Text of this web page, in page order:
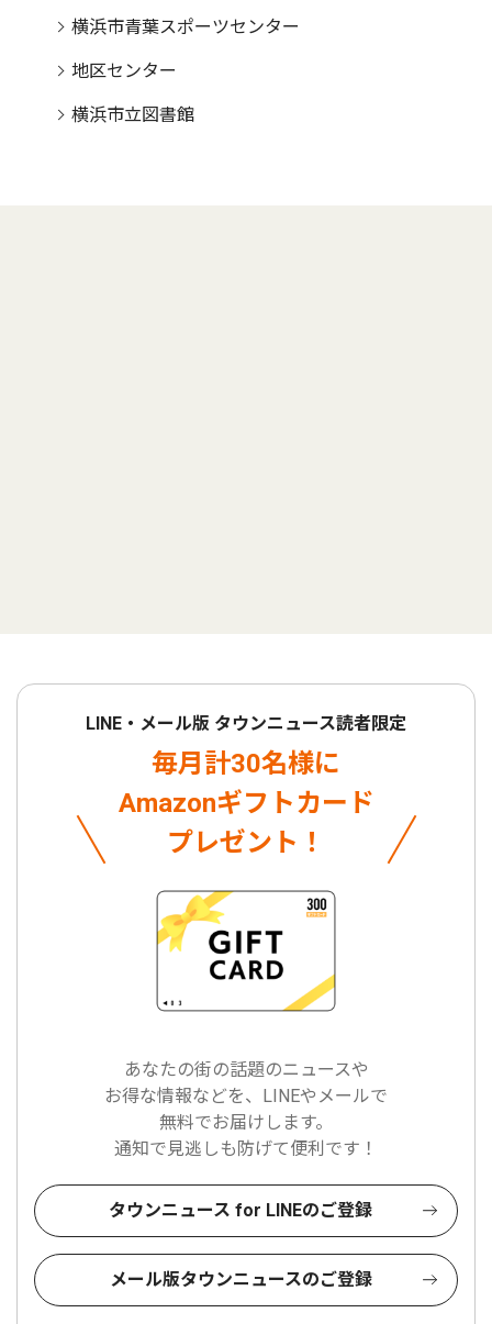
横浜市青葉スポーツセンター
地区センター
横浜市立図書館
LINE・メール版 タウンニュース読者限定
毎月計30名様に
Amazonギフトカード
プレゼント！
あなたの街の話題のニュースや
お得な情報などを、LINEやメールで
無料でお届けします。
通知で見逃しも防げて便利です！
タウンニュース for LINEのご登録
メール版タウンニュースのご登録